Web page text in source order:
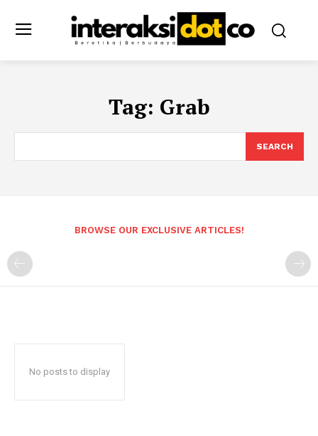
Tag: Grab
SEARCH
BROWSE OUR EXCLUSIVE ARTICLES!
No posts to display